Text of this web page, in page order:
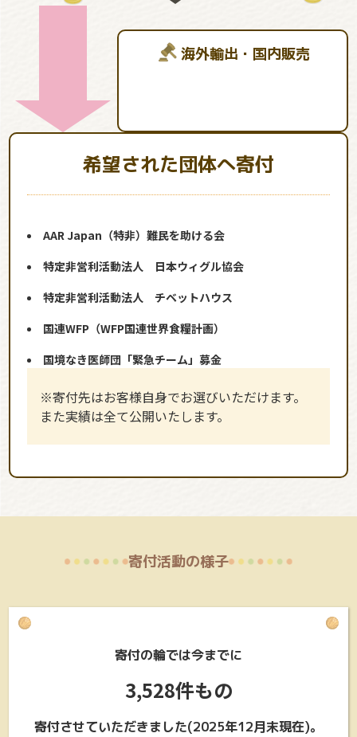
海外輸出・国内販売
希望された団体へ寄付
AAR Japan（特非）難民を助ける会
特定非営利活動法人 日本ウィグル協会
特定非営利活動法人 チベットハウス
国連WFP（WFP国連世界食糧計画）
国境なき医師団「緊急チーム」募金
※寄付先はお客様自身でお選びいただけます。
また実績は全て公開いたします。
寄付活動の様子
寄付の輪では今までに
3,528件もの
寄付させていただきました(2025年12月末現在)。